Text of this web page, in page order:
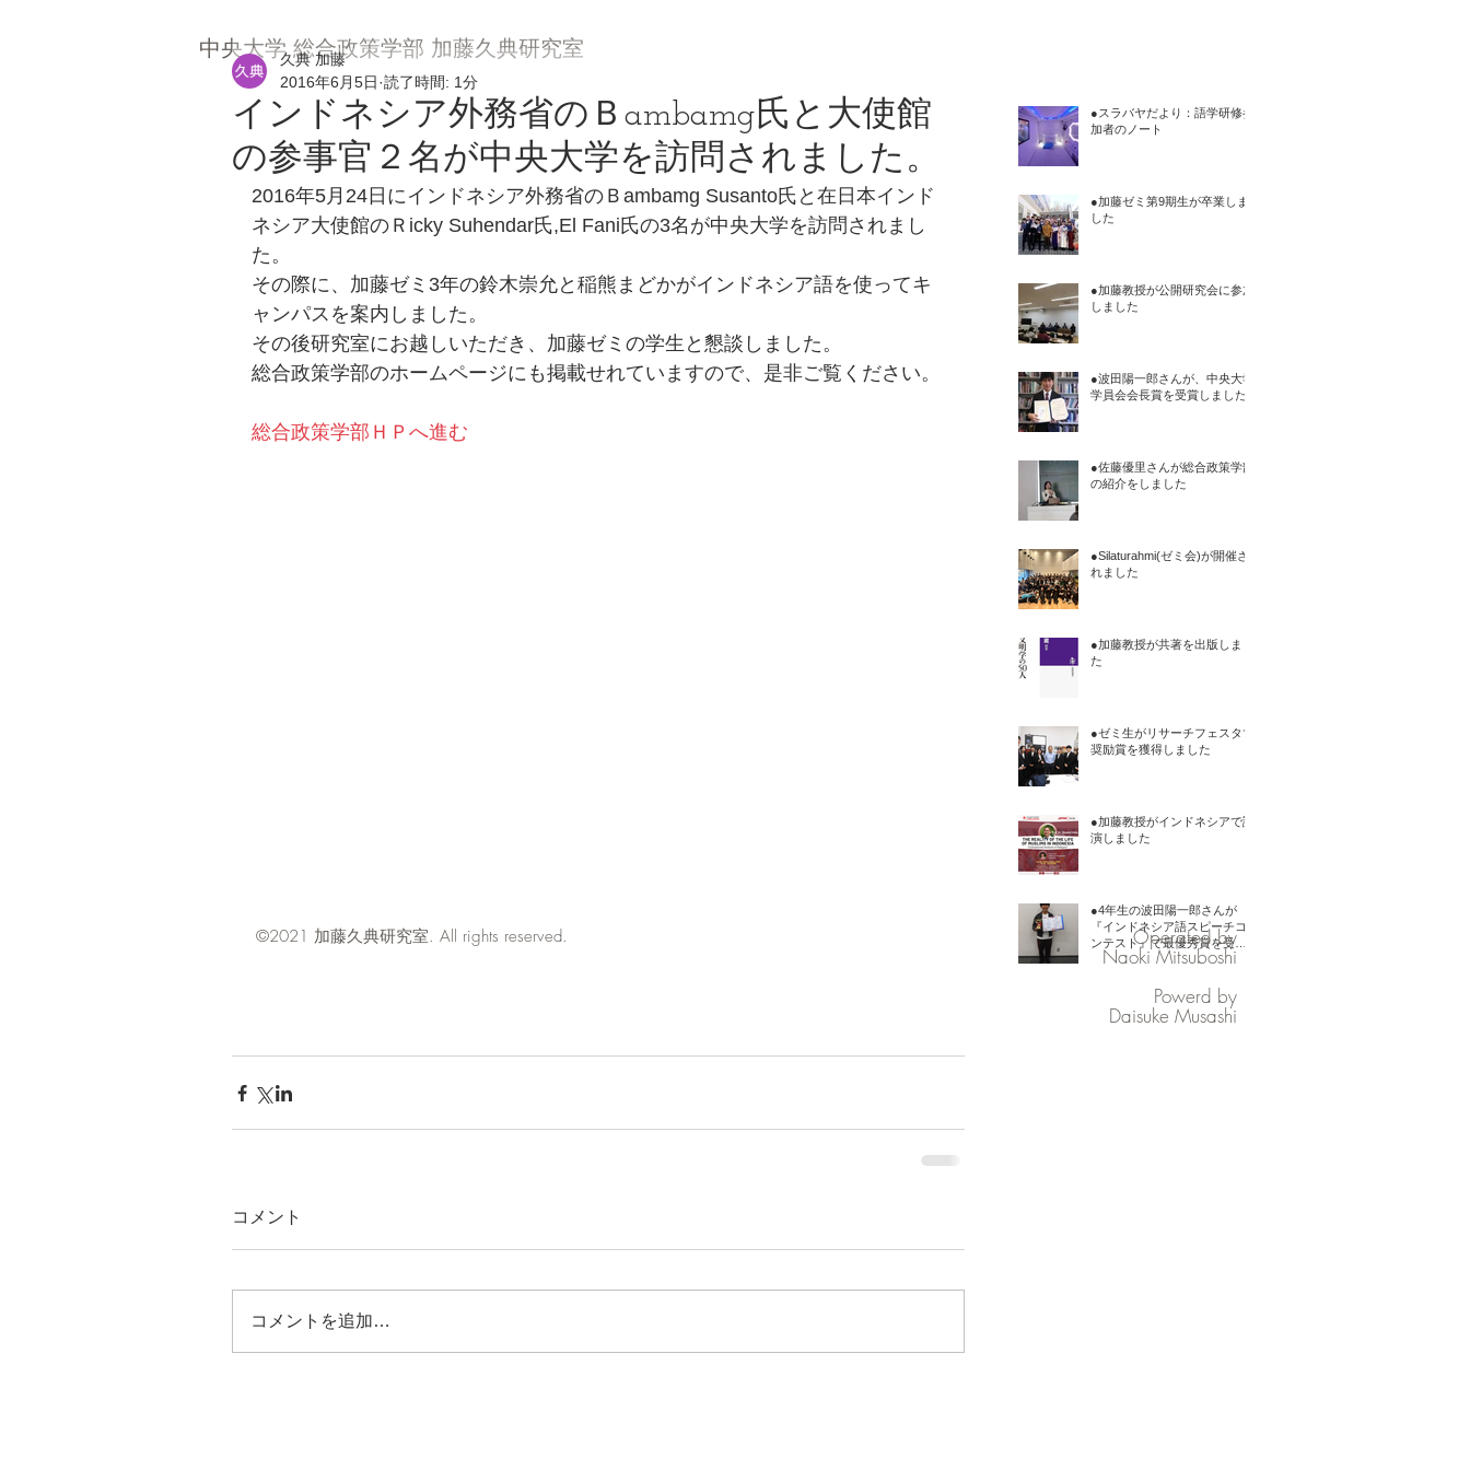
中央大学 総合政策学部 加藤久典研究室
インドネシア外務省のＢambamg氏と大使館
の参事官２名が中央大学を訪問されました。
久典 加藤
2016年6月5日 読了時間: 1分
2016年5月24日にインドネシア外務省のＢambamg Susanto氏と在日本インド
ネシア大使館のＲicky Suhendar氏,El Fani氏の3名が中央大学を訪問されまし
た。
その際に、加藤ゼミ3年の鈴木崇允と稲熊まどかがインドネシア語を使ってキ
ャンパスを案内しました。
その後研究室にお越しいただき、加藤ゼミの学生と懇談しました。
総合政策学部のホームページにも掲載せれていますので、是非ご覧ください。
総合政策学部ＨＰへ進む
コメント
コメントを追加…
●スラバヤだより：語学研修参
加者のノート
●加藤ゼミ第9期生が卒業しま
した
●加藤教授が公開研究会に参加
しました
●波田陽一郎さんが、中央大学
学員会会長賞を受賞しました
●佐藤優里さんが総合政策学部
の紹介をしました
●Silaturahmi(ゼミ会)が開催さ
れました
●加藤教授が共著を出版しまし
た
●ゼミ生がリサーチフェスタで
奨励賞を獲得しました
●加藤教授がインドネシアで講
演しました
●4年生の波田陽一郎さんが
『インドネシア語スピーチコ
ンテスト』で最優秀賞を受賞
しました11月9日に在大阪イン
催した『インドネシア語スピ
ーチコンテスト』（国際イン
ドネシア語教育教会日本支部
​©2021 加藤久典研究室. All rights reserved. Operated by
Naoki Mitsuboshi
Powerd by
Daisuke Musashi